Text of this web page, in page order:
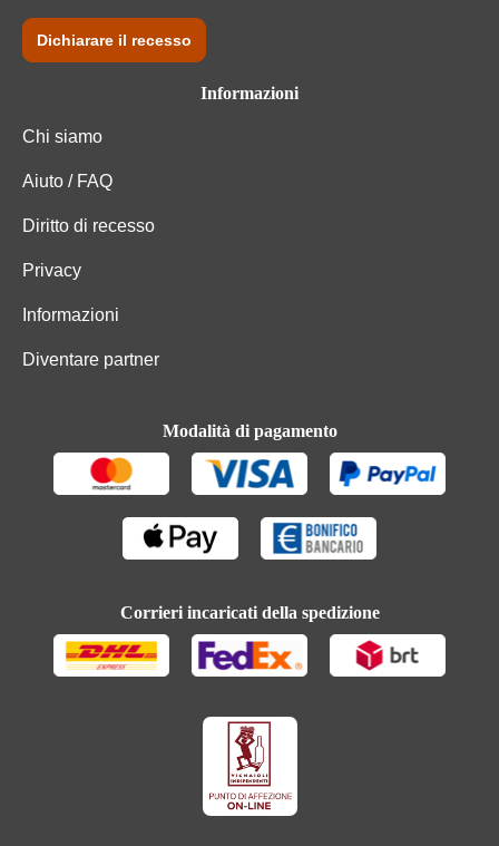
Dichiarare il recesso
Informazioni
Chi siamo
Aiuto / FAQ
Diritto di recesso
Privacy
Informazioni
Diventare partner
Modalità di pagamento
Corrieri incaricati della spedizione